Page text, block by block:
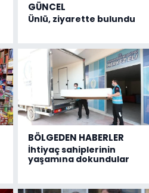
GÜNCEL
Ünlü, ziyarette bulundu
BÖLGEDEN HABERLER
İhtiyaç sahiplerinin
yaşamına dokundular